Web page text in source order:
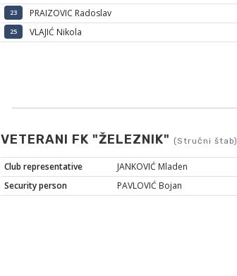
23 PRAIZOVIC Radoslav
25 VLAJIĆ Nikola
VETERANI FK "ŽELEZNIK" (Stručni štab)
Club representative
JANKOVIĆ Mladen
Security person
PAVLOVIĆ Bojan